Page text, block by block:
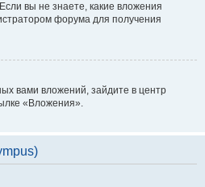
вы не знаете, какие вложения
форума для получения
вами вложений, зайдите в центр
«Вложения».